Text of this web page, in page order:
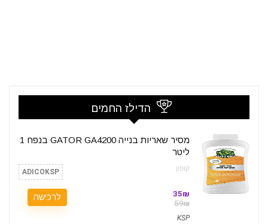
הדילז החמים
מסיר שאריות בנייה GATOR GA4200 בנפח 1
ליטר
קופון: ADICOKSP
35₪
59₪
KSP
לרכישה